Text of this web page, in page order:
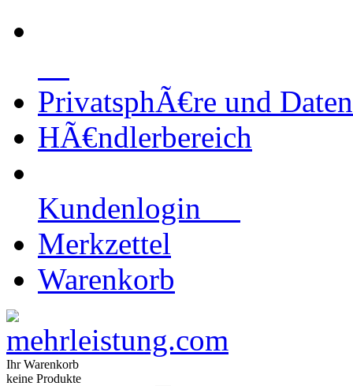
PrivatsphÃ€re und
HÃ€ndlerbereich
Kundenlogin
Merkzettel
Warenkorb
Ihr Warenkorb
keine Produkte